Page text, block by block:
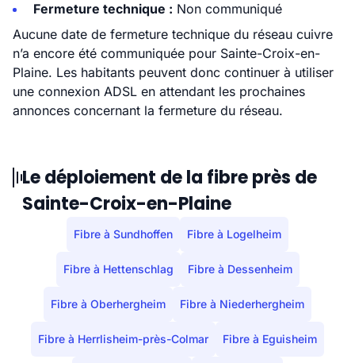
Fermeture technique : Non communiqué
Aucune date de fermeture technique du réseau cuivre
n’a encore été communiquée pour Sainte-Croix-en-
Plaine. Les habitants peuvent donc continuer à utiliser
une connexion ADSL en attendant les prochaines
annonces concernant la fermeture du réseau.
Le déploiement de la fibre près de
Sainte-Croix-en-Plaine
Fibre à Sundhoffen Fibre à Logelheim
Fibre à Hettenschlag Fibre à Dessenheim
Fibre à Oberhergheim Fibre à Niederhergheim
Fibre à Herrlisheim-près-Colmar Fibre à Eguisheim